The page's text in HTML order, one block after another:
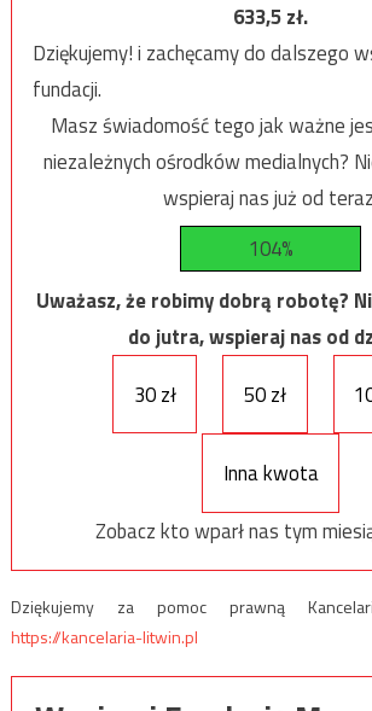
633,5zł.
Dziękujemy! i zachęcamy do dalszego
fundacji.
Masz świadomość tego jak ważne
niezależnych ośrodków medialnych?
wspieraj nas już od
104%
Uważasz, że robimy dobrą robotę?
do jutra, wspieraj nas od
30 zł
50 zł
Inna kwota
Zobacz kto wparł nas tym
Dziękujemy za pomoc prawną
https://kancelaria-litwin.pl